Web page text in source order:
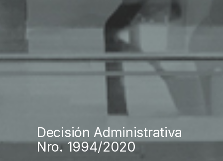
Decisión Administrativa
Nro. 1994/2020